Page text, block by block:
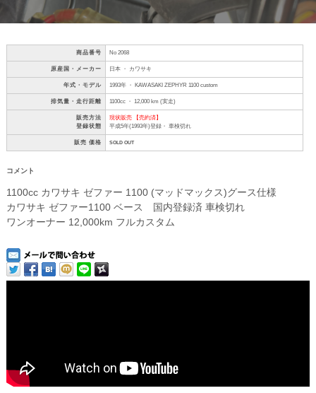
商品番号 No 2068
原産国・メーカー 日本 ・ カワサキ
年式・モデル 1993年 ・ KAWASAKI ZEPHYR 1100 custom
排気量・走行距離 1100cc ・ 12,000 km (実走)
販売方法
登録状態
現状販売 【売約済】
平成5年(1993年)登録・ 車検切れ
販売 価格 SOLD OUT
コメント
1100cc カワサキ ゼファー 1100 (マッドマックス)グース仕様
カワサキ ゼファー1100 ベース 国内登録済 車検切れ
ワンオーナー 12,000km フルカスタム